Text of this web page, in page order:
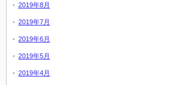
2019年8月
2019年7月
2019年6月
2019年5月
2019年4月